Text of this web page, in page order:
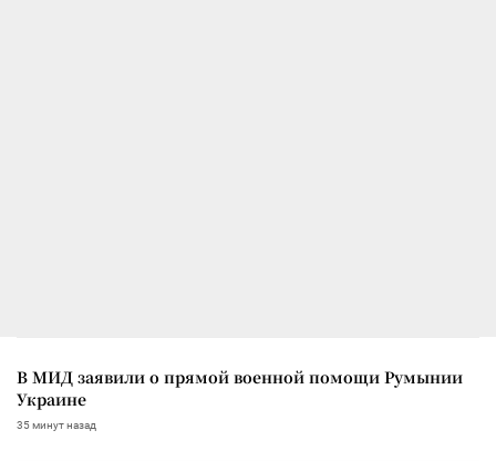
В МИД заявили о прямой военной помощи Румынии
Украине
35 минут назад